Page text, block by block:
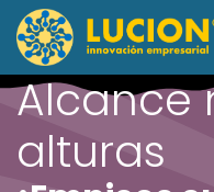
Ir al contenido
Alcance
alturas